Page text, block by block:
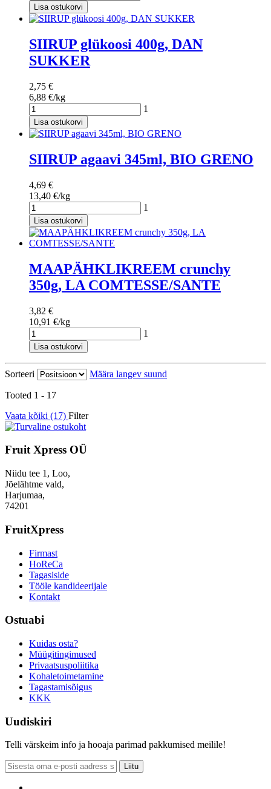
Lisa ostukorvi
SIIRUP glükoosi 400g, DAN
SUKKER
2,75 €
6,88 €/kg
1
Lisa ostukorvi
SIIRUP agaavi 345ml, BIO GRENO
4,69 €
13,40 €/kg
1
Lisa ostukorvi
MAAPÄHKLIKREEM crunchy
350g, LA COMTESSE/SANTE
3,82 €
10,91 €/kg
1
Lisa ostukorvi
Sorteeri Määra langev suund
Tooted 1 - 17
Vaata kõiki (17) Filter
Fruit Xpress OÜ
Niidu tee 1, Loo,
Jõelähtme vald,
Harjumaa,
74201
FruitXpress
Firmast
HoReCa
Tagasiside
Tööle kandideerijale
Kontakt
Ostuabi
Kuidas osta?
Müügitingimused
Privaatsuspoliitika
Kohaletoimetamine
Tagastamisõigus
KKK
Uudiskiri
Telli värskeim info ja hooaja parimad pakkumised meilile!
Liitu